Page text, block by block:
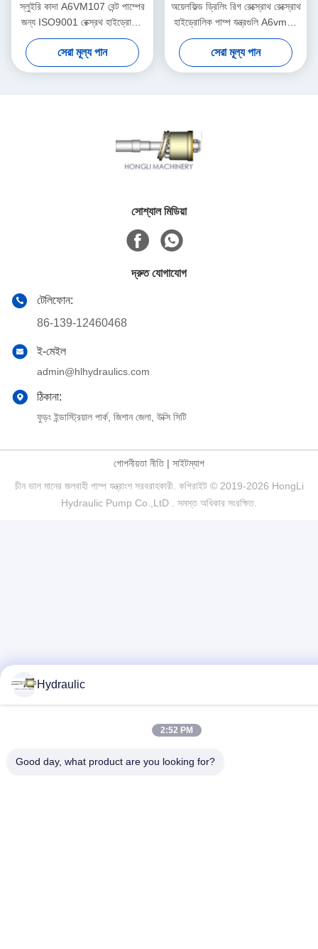
স্লুইরি কাদা A6VM107 বেন্ট পাম্পের
জন্য ISO9001 রেক্স্রথ হাইড্রোলিক
মোটর যন্ত্রাংশ
সেরা মূল্য পান
অয়েলফিল্ড ড্রিলিং রিগ রেক্স্রোথ রেক্স্রোথ
হাইড্রোলিক পাম্প যন্ত্রগুলি A6vm80
বেন্ট পাম্পের জন্য
সেরা মূল্য পান
সোশ্যাল মিডিয়া
দ্রুত যোগাযোগ
টেলিফোন:
86-139-12460468
ই-মেইল
admin@hlhydraulics.com
ঠিকানা:
ফুড়ং ইন্ডাস্ট্রিয়াল পার্ক, জিশান জেলা, উক্সি সিটি
গোপনীয়তা নীতি| সাইটম্যাপ
চীন ভাল মানের জলবাহী পাম্প যন্ত্রাংশ সরবরাহকারী. কপিরাইট © 2019-2026 HongLi
Hydraulic Pump Co.,LtD . সমস্ত অধিকার সংরক্ষিত.
Hydraulic
2:52 PM
Good day, what product are you looking for?